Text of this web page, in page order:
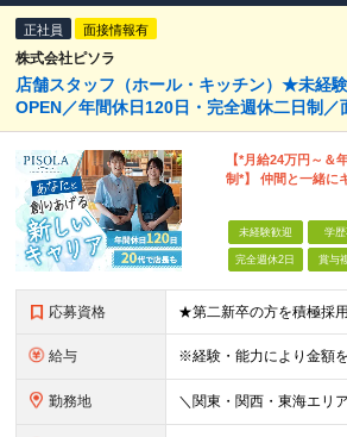
正社員 面接情報有
株式会社ピソラ
店舗スタッフ（ホール・キッチン）★未経
OPEN／年間休日120日・完全週休二日制／
【*月給24万円～＆
制*】 仲間と一緒に
未経験歓迎 学歴
完全週休2日 賞与
応募資格
給与
勤務地